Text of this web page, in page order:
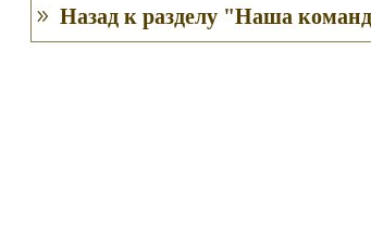
Назад к разделу "Наша